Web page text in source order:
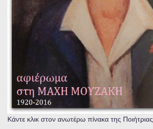
Κάντε κλικ στον ανωτέρω πίνακα της Ποιήτριας.